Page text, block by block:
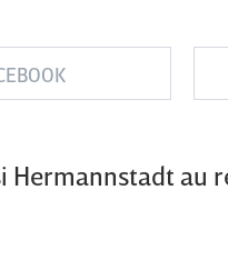
Hermannstadt